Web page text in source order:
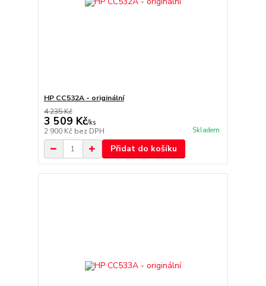
HP CC532A - originální
4 235 Kč
3 509 Kč/ks
2 900 Kč bez DPH Skladem
Přidat do košíku